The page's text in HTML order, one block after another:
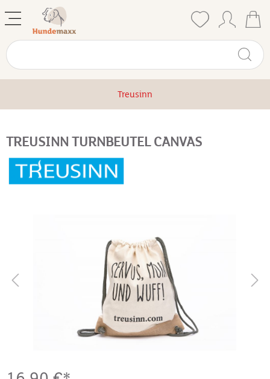
Treusinn
TREUSINN TURNBEUTEL CANVAS